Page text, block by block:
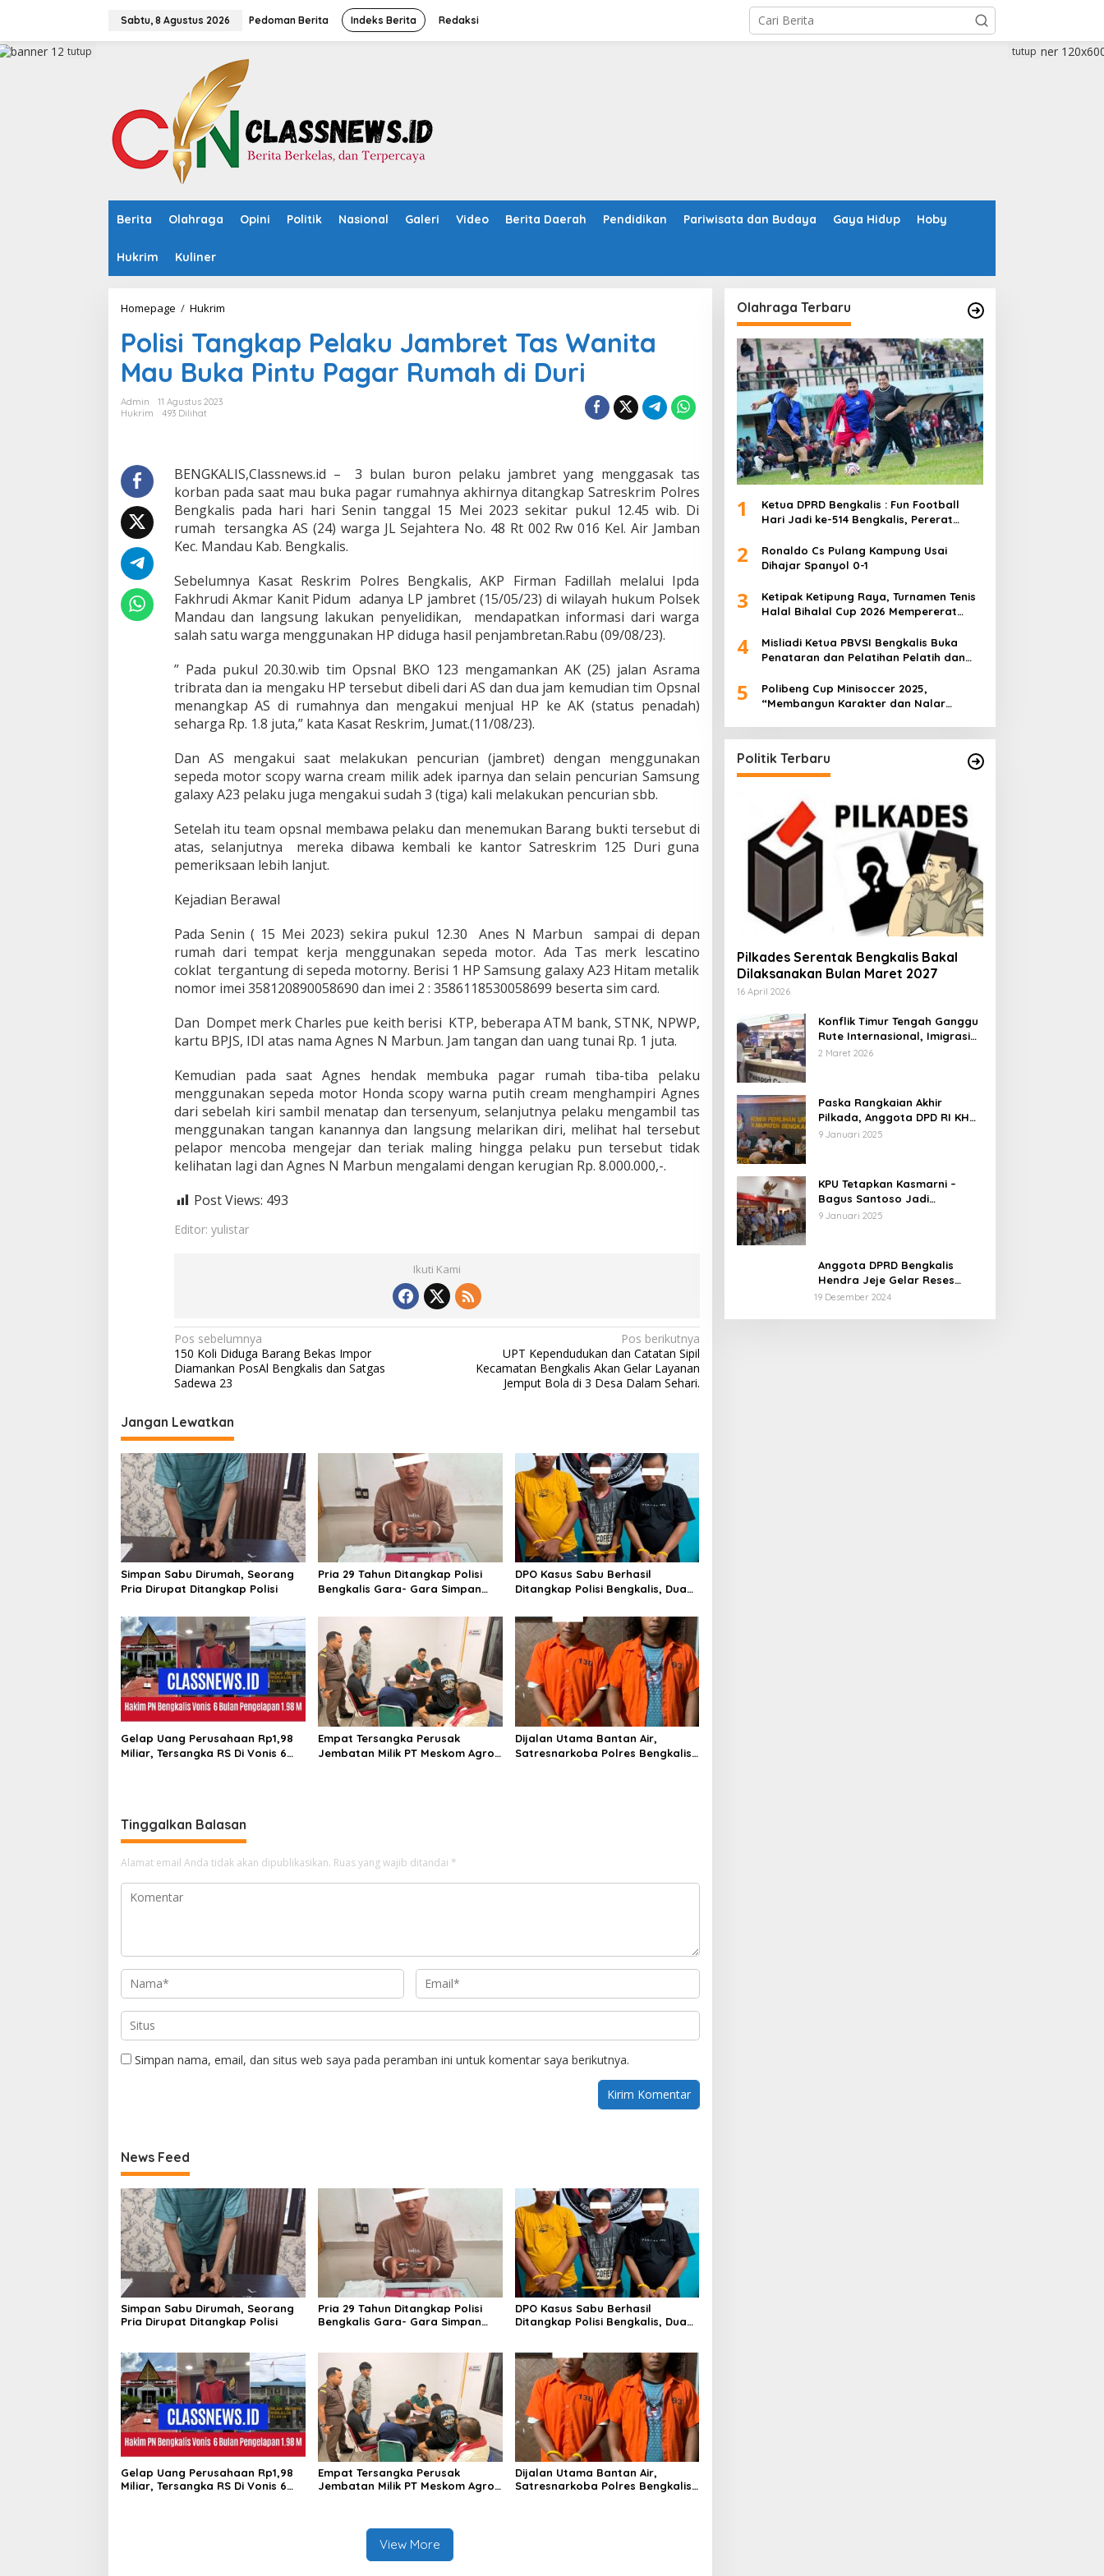
a
Sabtu, 8 Agustus 2026 Pedoman Berita Indeks Berita Redaksi
Berita Olahraga Opini Politik Nasional Galeri Video Berita Daerah Pendidikan Pariwisata dan Budaya Gaya Hidup Hoby
Hukrim Kuliner
tutup tutup
Homepage / Hukrim
l
i
s
i
a
P
e
l
a
J
a
m
b
t
T
a
s
i
t
M
a
u
B
k
P
i
n
t
u
a
g
a
R
u
m
a
h
d
i
u
r
i
Polisi Tangkap Pelaku Jambret Tas Wanita
Mau Buka Pintu Pagar Rumah di Duri
Admin
11 Agustus 2023
Hukrim
493 Dilihat
BENGKALIS,Classnews.id – 3 bulan buron pelaku jambret yang menggasak tas
korban pada saat mau buka pagar rumahnya akhirnya ditangkap Satreskrim Polres
Bengkalis pada hari hari Senin tanggal 15 Mei 2023 sekitar pukul 12.45 wib. Di
rumah tersangka AS (24) warga JL Sejahtera No. 48 Rt 002 Rw 016 Kel. Air Jamban
Kec. Mandau Kab. Bengkalis.
Sebelumnya Kasat Reskrim Polres Bengkalis, AKP Firman Fadillah melalui Ipda
Fakhrudi Akmar Kanit Pidum adanya LP jambret (15/05/23) di wilayah hukum Polsek
Mandau dan langsung lakukan penyelidikan, mendapatkan informasi dari warga
salah satu warga menggunakan HP diduga hasil penjambretan.Rabu (09/08/23).
” Pada pukul 20.30.wib tim Opsnal BKO 123 mengamankan AK (25) jalan Asrama
tribrata dan ia mengaku HP tersebut dibeli dari AS dan dua jam kemudian tim Opsnal
menangkap AS di rumahnya dan mengakui menjual HP ke AK (status penadah)
seharga Rp. 1.8 juta,” kata Kasat Reskrim, Jumat.(11/08/23).
Dan AS mengakui saat melakukan pencurian (jambret) dengan menggunakan
sepeda motor scopy warna cream milik adek iparnya dan selain pencurian Samsung
galaxy A23 pelaku juga mengakui sudah 3 (tiga) kali melakukan pencurian sbb.
Setelah itu team opsnal membawa pelaku dan menemukan Barang bukti tersebut di
atas, selanjutnya mereka dibawa kembali ke kantor Satreskrim 125 Duri guna
pemeriksaan lebih lanjut.
Kejadian Berawal
Pada Senin ( 15 Mei 2023) sekira pukul 12.30 Anes N Marbun sampai di depan
rumah dari tempat kerja menggunakan sepeda motor. Ada Tas merk lescatino
coklat tergantung di sepeda motorny. Berisi 1 HP Samsung galaxy A23 Hitam metalik
nomor imei 358120890058690 dan imei 2 : 3586118530058699 beserta sim card.
Dan Dompet merk Charles pue keith berisi KTP, beberapa ATM bank, STNK, NPWP,
kartu BPJS, IDI atas nama Agnes N Marbun. Jam tangan dan uang tunai Rp. 1 juta.
Kemudian pada saat Agnes hendak membuka pagar rumah tiba-tiba pelaku
menggunakan sepeda motor Honda scopy warna putih cream menghampiri Agnes
dari sebelah kiri sambil menatap dan tersenyum, selanjutnya pelaku mengambil tas
menggunakan tangan kanannya dan langsung melarikan diri, melihat hal tersebut
pelapor mencoba mengejar dan teriak maling hingga pelaku pun tersebut tidak
kelihatan lagi dan Agnes N Marbun mengalami dengan kerugian Rp. 8.000.000,-.
Post Views: 493
Editor: yulistar
Ikuti Kami
N
a
v
i
g
a
s
i
p
o
s
Pos sebelumnya
150 Koli Diduga Barang Bekas Impor
Diamankan PosAl Bengkalis dan Satgas
Sadewa 23
Pos berikutnya
UPT Kependudukan dan Catatan Sipil
Kecamatan Bengkalis Akan Gelar Layanan
Jemput Bola di 3 Desa Dalam Sehari.
Jangan Lewatkan
Simpan Sabu Dirumah, Seorang
Pria Dirupat Ditangkap Polisi
Pria 29 Tahun Ditangkap Polisi
Bengkalis Gara- Gara Simpan
DPO Kasus Sabu Berhasil
Ditangkap Polisi Bengkalis, Dua
Gelap Uang Perusahaan Rp1,98
Miliar, Tersangka RS Di Vonis 6
Empat Tersangka Perusak
Jembatan Milik PT Meskom Agro
Dijalan Utama Bantan Air,
Satresnarkoba Polres Bengkalis
Tinggalkan Balasan
Alamat email Anda tidak akan dipublikasikan. Ruas yang wajib ditandai *
Simpan nama, email, dan situs web saya pada peramban ini untuk komentar saya berikutnya.
News Feed
Simpan Sabu Dirumah, Seorang
Pria Dirupat Ditangkap Polisi
Pria 29 Tahun Ditangkap Polisi
Bengkalis Gara- Gara Simpan
DPO Kasus Sabu Berhasil
Ditangkap Polisi Bengkalis, Dua
Gelap Uang Perusahaan Rp1,98
Miliar, Tersangka RS Di Vonis 6
Empat Tersangka Perusak
Jembatan Milik PT Meskom Agro
Dijalan Utama Bantan Air,
Satresnarkoba Polres Bengkalis
View More
Olahraga Terbaru
1
Ketua DPRD Bengkalis : Fun Football
Hari Jadi ke-514 Bengkalis, Pererat
2
Ronaldo Cs Pulang Kampung Usai
Dihajar Spanyol 0-1
3
Ketipak Ketipung Raya, Turnamen Tenis
Halal Bihalal Cup 2026 Mempererat
4
Misliadi Ketua PBVSI Bengkalis Buka
Penataran dan Pelatihan Pelatih dan
5
Polibeng Cup Minisoccer 2025,
“Membangun Karakter dan Nalar
Politik Terbaru
Pilkades Serentak Bengkalis Bakal
Dilaksanakan Bulan Maret 2027
16 April 2026
Konflik Timur Tengah Ganggu
Rute Internasional, Imigrasi
Siapkan Langkah Antisipatif
2 Maret 2026
Paska Rangkaian Akhir
Pilkada, Anggota DPD RI KH
Muhammad Mursyid
9 Januari 2025
KPU Tetapkan Kasmarni –
Bagus Santoso Jadi
Pemenang Pilkada 2024
9 Januari 2025
Anggota DPRD Bengkalis
Hendra Jeje Gelar Reses
Perdana
19 Desember 2024